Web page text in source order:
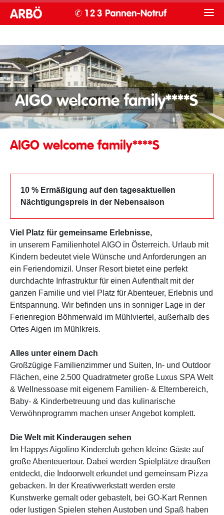
AIGO welcome family****S
AIGO welcome family****S
10 % Ermäßigung auf den tagesaktuellen
Nächtigungspreis in der Nebensaison
Viel Platz für gemeinsame Erlebnisse,
in unserem Familienhotel AIGO in Österreich. Urlaub mit
Kindern bedeutet viele Wünsche und Anforderungen an
ein Feriendomizil. Unser Resort bietet eine perfekt
durchdachte Infrastruktur für einen Aufenthalt mit der
ganzen Familie und viel Platz für Abenteuer, Erlebnis und
Entspannung. Wir befinden uns in sonniger Lage in der
Ferienregion Böhmerwald im Mühlviertel, außerhalb des
Ortes Aigen im Mühlkreis.
Alles unter einem Dach
Großzügige Familienzimmer und Suiten, In- und Outdoor
Flächen, eine 2.500 Quadratmeter große Luxus SPA Welt
& Wellnessoase mit eigenem Familien- & Elternbereich,
Baby- & Kinderbetreuung und das kulinarische
Verwöhnprogramm machen unser Angebot komplett.
Die Welt mit Kinderaugen sehen
Im Happys Aigolino Kinderclub gehen kleine Gäste auf
große Abenteuertour. Dabei werden Spielplätze draußen
entdeckt, die Indoorwelt erkundet und gemeinsam Pizza
gebacken. In der Kreativwerkstatt werden erste
Kunstwerke gemalt oder gebastelt, bei GO-Kart Rennen
oder lustigen Spielen stehen Austoben und Spaß haben